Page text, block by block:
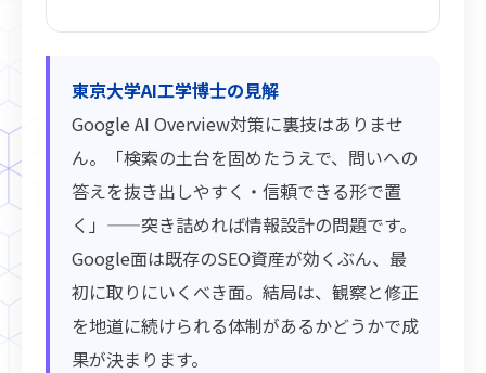
東京大学AI工学博士の見解
Google AI Overview対策に裏技はありませ
ん。「検索の土台を固めたうえで、問いへの
答えを抜き出しやすく・信頼できる形で置
く」——突き詰めれば情報設計の問題です。
Google面は既存のSEO資産が効くぶん、最
初に取りにいくべき面。結局は、観察と修正
を地道に続けられる体制があるかどうかで成
果が決まります。